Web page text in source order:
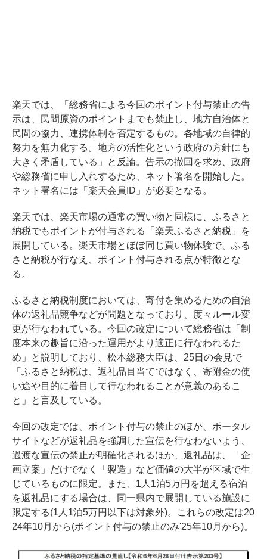
楽天では、「総務省による今回のポイント付与禁止の告
示は、民間原資のポイントまでも禁止し、地方自治体と
民間の協力、連携体制を否定するもの。各地域の自律的
努力を無力化する。地方の活性化という政府の方針にも
大きく矛盾している」と反論。告示の撤回を求め、政府
や総務省に申し入れするため、ネット署名を開始した。
ネット署名には「楽天会員ID」が必要となる。
楽天では、楽天市場の通常の買い物と同様に、ふるさと
納税でもポイントが付与される「楽天ふるさと納税」を
展開している。楽天市場とほぼ同じ買い物体験で、ふる
さと納税が行なえ、ポイント付与される点が特徴とな
る。
ふるさと納税制度においては、寄付を集めるための自治
体の返礼品競争などが問題となっており、度々ルール変
更が行なわれている。今回の改定について総務省は「制
度本来の趣旨に沿った運用がより適正に行なわれるた
め」と説明しており、松本総務大臣は、25日の会見で
「ふるさと納税は、返礼品目当てではなく、寄附金の使
い途や目的に着目して行なわれることが意義のあるこ
と」と言及している。
今回の改定では、ポイント付与の禁止のほか、ポータル
サイトなどが返礼品を強調した宣伝を行なわないよう、
過渡な宣伝の禁止が明確化されるほか、返礼品は、「企
画立案」だけでなく「製造」など価値の大半が区域で生
じているものに限定。また、1人1泊5万円を超える宿泊
を返礼品にする場合は、同一県内で展開している施設に
限定する(1人1泊5万円以下は対象外)。これらの改定は20
24年10月から(ポイント付与の禁止のみ'25年10月から)。